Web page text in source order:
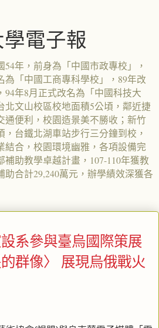
電子報
年，前身為「中國市政專校」，
為「中國工商專科學校」，89年改
年8月正式改名為「中國科技大
北文山校區校地面積5公頃，鄰近捷
通便利，校園造景美不勝收；新竹
，台鐵北湖車站步行三分鐘到校，
結合，校園環境幽雅，各項設備完
補助教學卓越計畫，107-110年獲教
合計29,240萬元，辦學績效深獲各
設系參與臺烏國際策展
的群像〉 展現烏俄戰火